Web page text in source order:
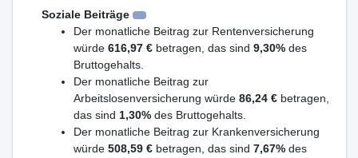
Soziale Beiträge
Der monatliche Beitrag zur Rentenversicherung
würde 616,97 € betragen, das sind 9,30% des
Bruttogehalts.
Der monatliche Beitrag zur
Arbeitslosenversicherung würde 86,24 € betragen,
das sind 1,30% des Bruttogehalts.
Der monatliche Beitrag zur Krankenversicherung
würde 508,59 € betragen, das sind 7,67% des